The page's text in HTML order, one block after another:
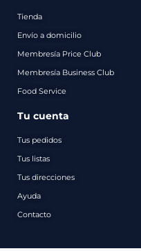
Tienda
Envío a domicilio
Membresía Price Club
Membresía Business Club
Food Service
Tu cuenta
Tus pedidos
Tus listas
Tus direcciones
Ayuda
Contacto